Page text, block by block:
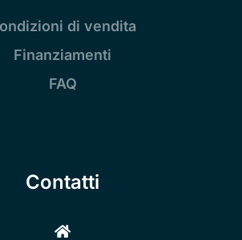
di vendita
Finanziamenti
FAQ
Contatti